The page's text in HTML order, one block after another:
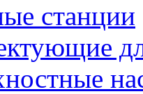
станции